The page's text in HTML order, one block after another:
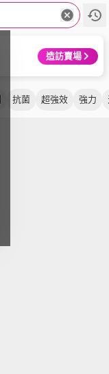
造訪賣場
抗菌 超強效 強力